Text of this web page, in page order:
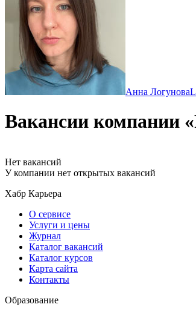
Анна Логунова
Вакансии компании
Нет вакансий
У компании нет открытых вакансий
Хабр Карьера
О сервисе
Услуги и цены
Журнал
Каталог вакансий
Каталог курсов
Карта сайта
Контакты
Образование